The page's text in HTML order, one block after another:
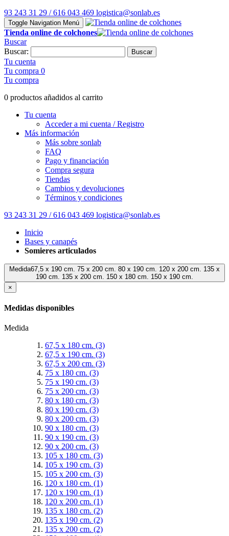
93 243 31 29 / 616 043 469 logistica@sonlab.es
Toggle Navigation Menú
Tienda online de colchones
Buscar
Buscar:
Buscar
Tu cuenta
Tu compra 0
Tu compra
0 productos añadidos al carrito
Tu cuenta
Acceder a mi cuenta / Registro
Más información
Más sobre sonlab
FAQ
Pago y financiación
Compra segura
Tiendas
Cambios y devoluciones
Términos y condiciones
93 243 31 29 / 616 043 469 logistica@sonlab.es
Inicio
Bases y canapés
Somieres articulados
Medida67,5 x 190 cm. 75 x 200 cm. 80 x 190 cm. 120 x 200 cm. 135 x
190 cm. 135 x 200 cm. 150 x 180 cm. 150 x 190 cm.
×
Medidas disponibles
Medida
67,5 x 180 cm. (3)
67,5 x 190 cm. (3)
67,5 x 200 cm. (3)
75 x 180 cm. (3)
75 x 190 cm. (3)
75 x 200 cm. (3)
80 x 180 cm. (3)
80 x 190 cm. (3)
80 x 200 cm. (3)
90 x 180 cm. (3)
90 x 190 cm. (3)
90 x 200 cm. (3)
105 x 180 cm. (3)
105 x 190 cm. (3)
105 x 200 cm. (3)
120 x 180 cm. (1)
120 x 190 cm. (1)
120 x 200 cm. (1)
135 x 180 cm. (2)
135 x 190 cm. (2)
135 x 200 cm. (2)